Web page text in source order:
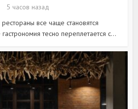
5 часов назад
все чаще становятся
тесно переплетается с...